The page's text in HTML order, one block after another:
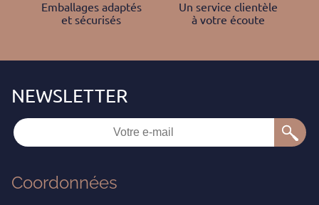
Emballages adaptés
et sécurisés
Un service clientèle
à votre écoute
Coordonnées